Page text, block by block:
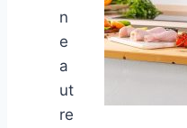
n
e
a
ut
re